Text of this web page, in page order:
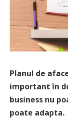
Planul de
important în
business nu
poate adapta.